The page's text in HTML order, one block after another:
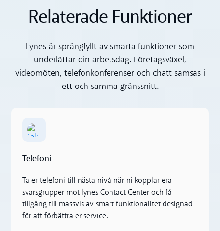
Relaterade Funktioner
Lynes är sprängfyllt av smarta funktioner som
underlättar din arbetsdag. Företagsväxel,
videomöten, telefonkonferenser och chatt samsas i
ett och samma gränssnitt.
Telefoni
Ta er telefoni till nästa nivå när ni kopplar era
svarsgrupper mot lynes Contact Center och få
tillgång till massvis av smart funktionalitet designad
för att förbättra er service.
Läs mer